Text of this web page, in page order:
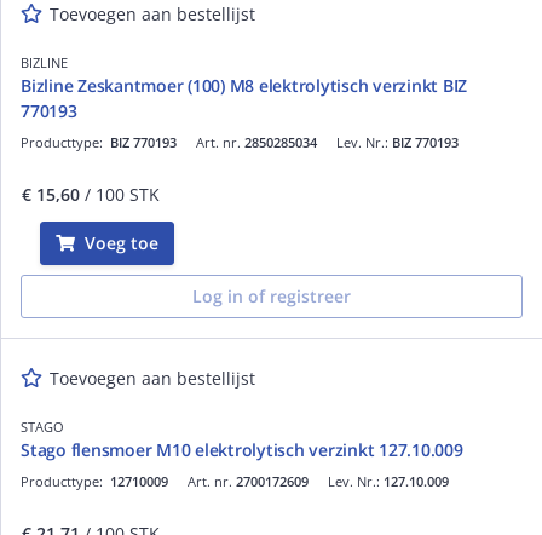
Toevoegen aan bestellijst
BIZLINE
Bizline Zeskantmoer (100) M8 elektrolytisch verzinkt BIZ
770193
Art. nr. 2850285034
Producttype: BIZ 770193 Lev. Nr.: BIZ 770193
€ 15,60 / 100 STK
Voeg toe
Log in of registreer
Toevoegen aan bestellijst
STAGO
Stago flensmoer M10 elektrolytisch verzinkt 127.10.009
Art. nr. 2700172609
Producttype: 12710009 Lev. Nr.: 127.10.009